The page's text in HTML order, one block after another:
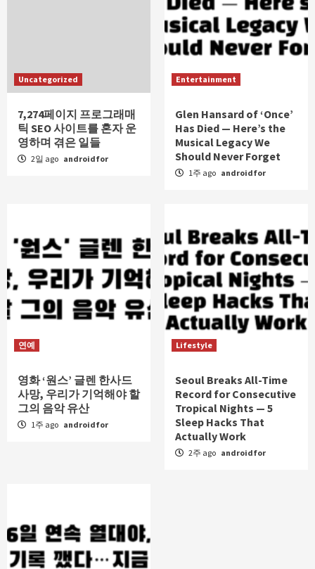
Uncategorized
7,274페이지 프로그래매
틱 SEO 사이트를 혼자 운
영하며 겪은 일들
2일 ago androidfor
Entertainment
Glen Hansard of ‘Once’
Has Died — Here’s the
Musical Legacy We
Should Never Forget
1주 ago androidfor
연예
영화 ‘원스’ 글렌 한사드
사망, 우리가 기억해야 할
그의 음악 유산
1주 ago androidfor
Lifestyle
Seoul Breaks All-Time
Record for Consecutive
Tropical Nights — 5
Sleep Hacks That
Actually Work
2주 ago androidfor